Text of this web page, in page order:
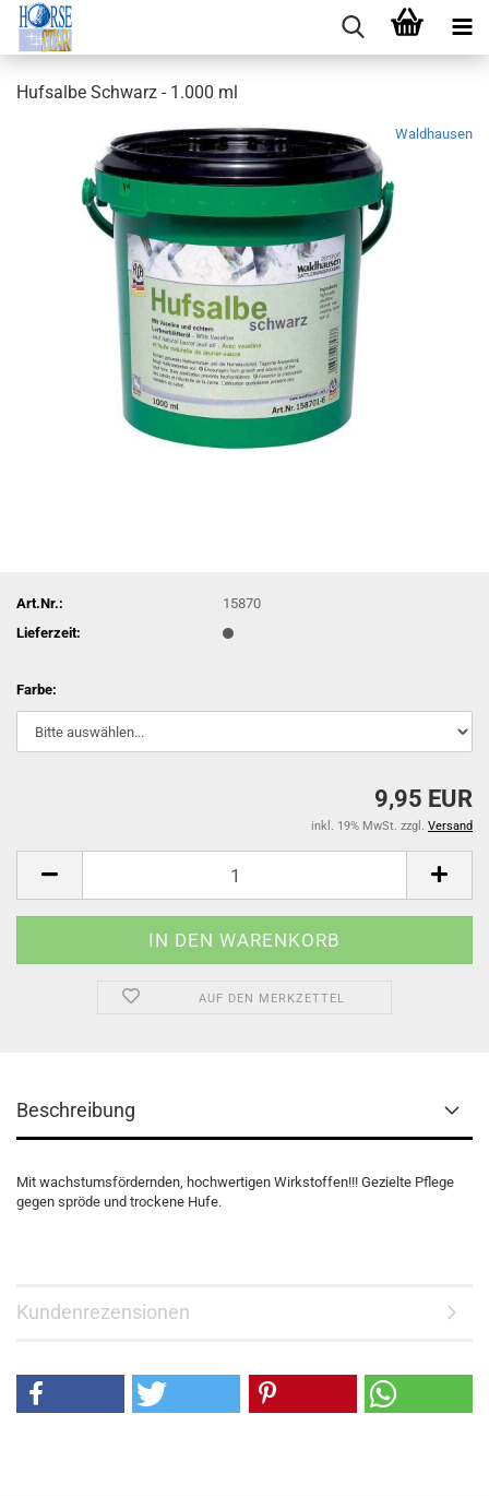
Hufsalbe Schwarz - 1.000 ml
Waldhausen
Art.Nr.:
15870
Lieferzeit:
Farbe:
9,95 EUR
inkl. 19% MwSt. zzgl. Versand
AUF DEN MERKZETTEL
Beschreibung
Mit wachstumsfördernden, hochwertigen Wirkstoffen!!! Gezielte Pflege
gegen spröde und trockene Hufe.
Kundenrezensionen